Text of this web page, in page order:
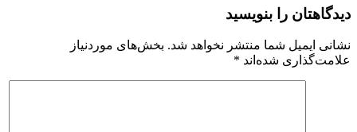
دیدگاهتان را بنویسید
نشانی ایمیل شما منتشر نخواهد شد. بخش‌های موردنیاز
علامت‌گذاری شده‌اند *